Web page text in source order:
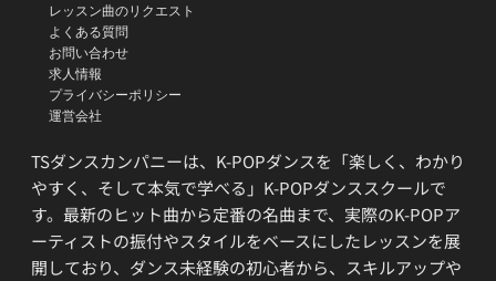
TSダンスカンパニーは、K-POPダンスを「楽しく、わかり
やすく、そして本気で学べる」K-POPダンススクールで
す。最新のヒット曲から定番の名曲まで、実際のK-POPア
ーティストの振付やスタイルをベースにしたレッスンを展
開しており、ダンス未経験の初心者から、スキルアップや
レッスン曲のリクエスト
よくある質問
お問い合わせ
求人情報
プライバシーポリシー
運営会社